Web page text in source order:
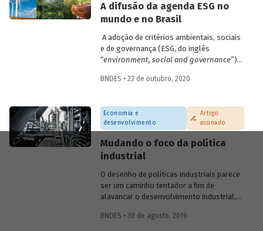
textos com especialistas convidados, que
busca ampliar a troca de conhecimentos e
promover a discussão sobre os principais
temas relacionados ao desenvolvimento
brasileiro.
A difusão da agenda ESG no
mundo e no Brasil
A adoção de critérios ambientais, sociais
e de governança (ESG, do inglês
“environment, social and governance”)
investimentos parece estar
gestoras e bancos brasileiros. A
introdução de critérios ESG nas decisões
de investimento pode ser entendida como
uma ampliação do foco em
shareholders
(acionistas) para todos osstakeholders
(partes interessadas). Entenda como foi a
evolução do investimento sustentável e
quais são os desafios para a
disseminação dos critérios ESG entre
BNDES • 23 de outubro, 2020
Economia e
desenvolvimento
Artigo
assinado
Mudando o foco da política
industrial
O desenho de políticas industriais parece
ser um caminho tentador a fim de
alavancar o desenvolvimento industrial,
mais casos de fracasso do que de
BNDES • 30 de agosto, 2019